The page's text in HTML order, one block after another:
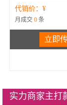
代销价：¥
月成交 0 条
立即
实力商家主打